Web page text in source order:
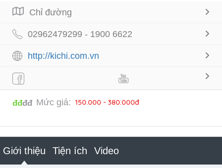
Chỉ đường
02962479299 - 1900 6622
http://kichi.com.vn
đđđđ Mức giá: 150.000 - 380.000đ
Giới thiệu Tiện ích Video